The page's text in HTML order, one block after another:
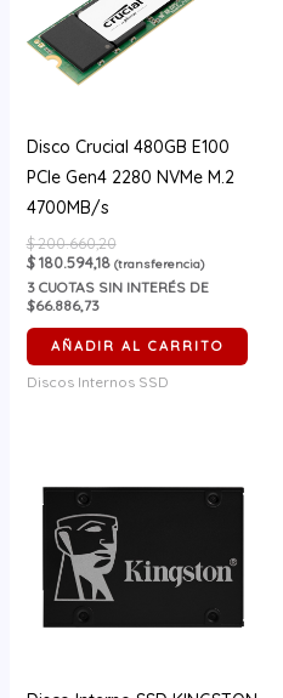
Disco Crucial 480GB E100
PCIe Gen4 2280 NVMe M.2
4700MB/s
$200.660,20
$180.594,18 (transferencia)
3CUOTAS SIN INTERÉS DE
$66.886,73
AÑADIR AL CARRITO
Discos Internos SSD